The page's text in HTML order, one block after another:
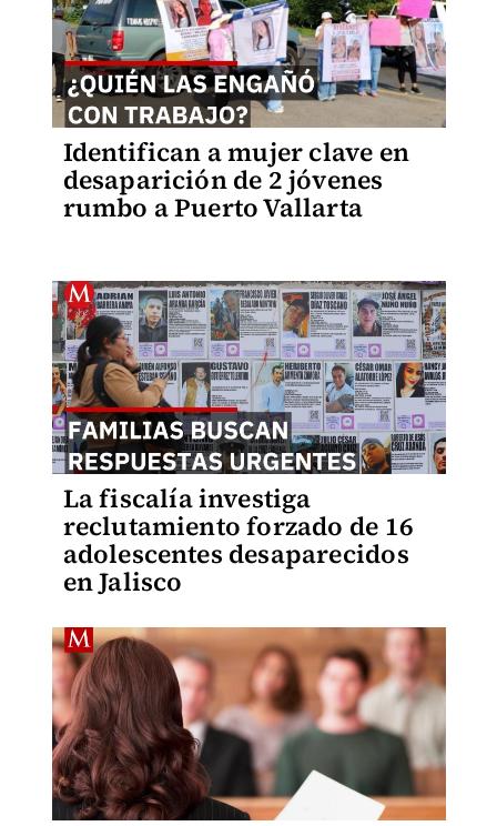
Identifican a mujer clave en
desaparición de 2 jóvenes
rumbo a Puerto Vallarta
La fiscalía investiga
reclutamiento forzado de 16
adolescentes desaparecidos
en Jalisco